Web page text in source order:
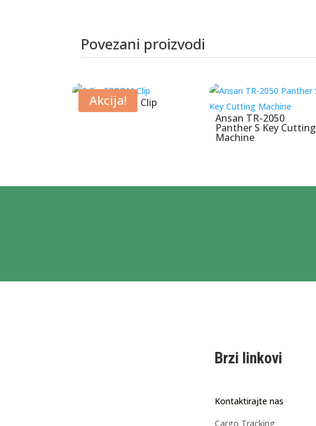
Povezani proizvodi
Akcija!
8 Pin EPROM Clip
Ansan TR-2050
Panther S Key Cutting
Machine
Brzi linkovi
Kontaktirajte nas
Cargo Tracking